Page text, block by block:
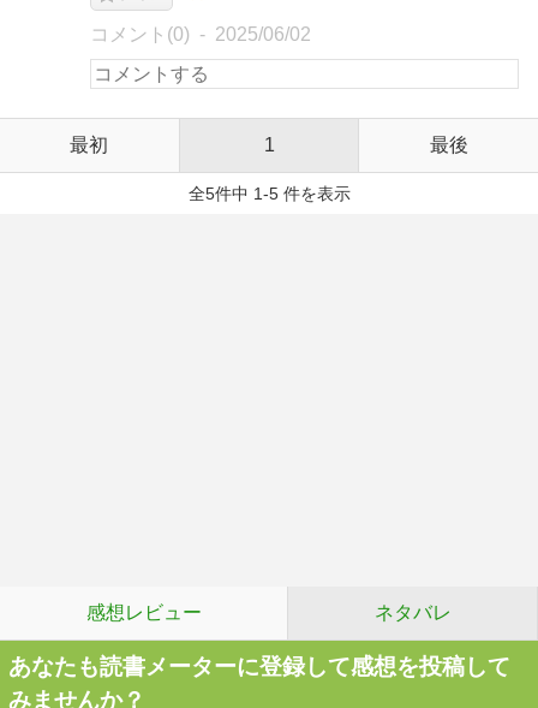
コメント(0) 2025/06/02
最初 1 最後
全5件中 1-5 件を表示
感想レビュー ネタバレ
あなたも読書メーターに登録して感想を投稿して
みませんか？